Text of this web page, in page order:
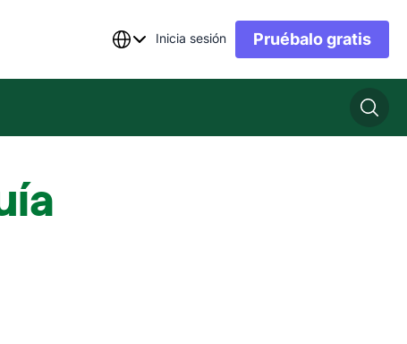
Inicia sesión Pruébalo gratis